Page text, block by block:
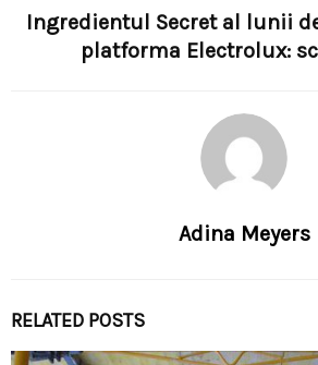
Ingredientul Secret al lunii
platforma Electrolux:
Adina Meyers
RELATED POSTS